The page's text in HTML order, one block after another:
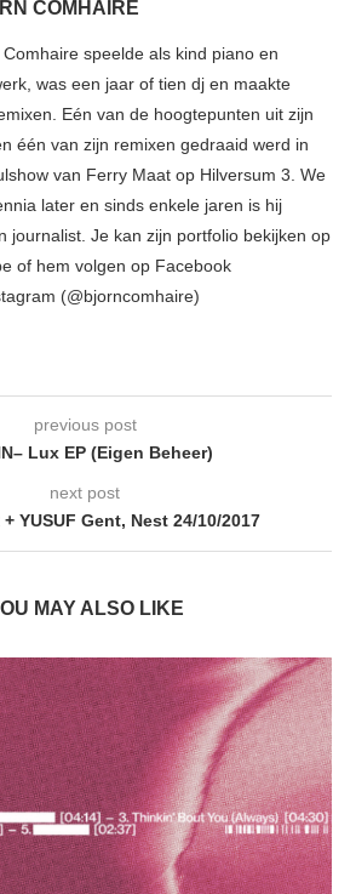
COMHAIRE
Comhaire speelde als kind piano en
was een jaar of tien dj en maakte
Eén van de hoogtepunten uit zijn
één van zijn remixen gedraaid werd in
van Ferry Maat op Hilversum 3. We
later en sinds enkele jaren is hij
journalist. Je kan zijn portfolio bekijken op
of hem volgen op Facebook
(@bjorncomhaire)
previous post
Lux EP (Eigen Beheer)
next post
+ YUSUF Gent, Nest 24/10/2017
MAY ALSO LIKE